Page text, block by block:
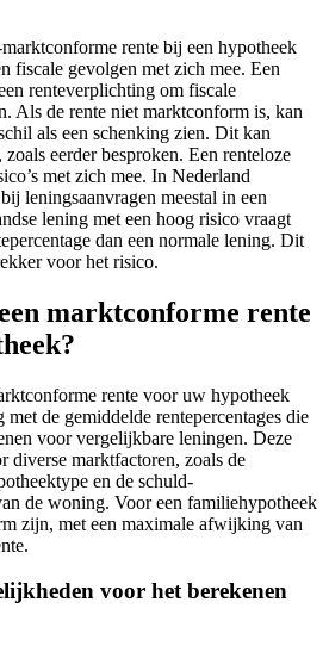
rente bij een hypotheek
fiscale gevolgen met zich mee. Een
renteverplichting om fiscale
Als de rente niet marktconform is, kan
als een schenking zien. Dit kan
eerder besproken. Een renteloze
met zich mee. In Nederland
leningsaanvragen meestal in een
lening met een hoog risico vraagt
dan een normale lening. Dit
voor het risico.
marktconforme rente
rente voor uw hypotheek
de gemiddelde rentepercentages die
voor vergelijkbare leningen. Deze
diverse marktfactoren, zoals de
en de schuld-
de woning. Voor een familiehypotheek
zijn, met een maximale afwijking van
voor het berekenen